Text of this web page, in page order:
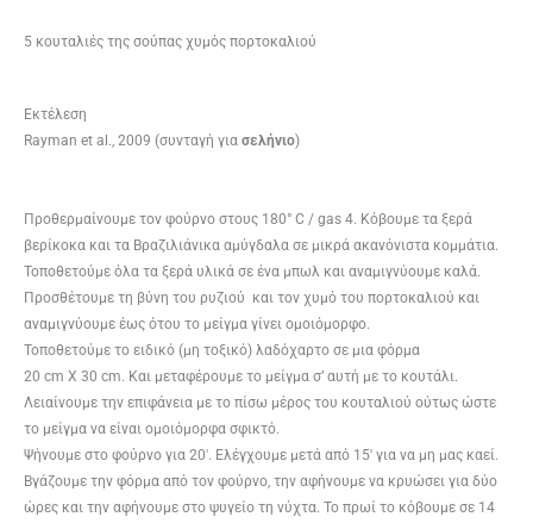
5 κουταλιές της σούπας χυμός πορτοκαλιού
Εκτέλεση
Ray­man et al., 2009 (συνταγή για σελήνιο)
Προθερμαίνουμε τον φούρνο στους 180° C / gas 4. Κόβουμε τα ξερά
βερίκοκα και τα Βραζιλιάνικα αμύγδαλα σε μικρά ακανόνιστα κομμάτια.
Τοποθετούμε όλα τα ξερά υλικά σε ένα μπωλ και αναμιγνύουμε καλά.
Προσθέτουμε τη βύνη του ρυζιού και τον χυμό του πορτοκαλιού και
αναμιγνύουμε έως ότου το μείγμα γίνει ομοιόμορφο.
Τοποθετούμε το ειδικό (μη τοξικό) λαδόχαρτο σε μια φόρμα
20 cm X 30 cm. Και μεταφέρουμε το μείγμα σ’ αυτή με το κουτάλι.
Λειαίνουμε την επιφάνεια με το πίσω μέρος του κουταλιού ούτως ώστε
το μείγμα να είναι ομοιόμορφα σφικτό.
Ψήνουμε στο φούρνο για 20′. Ελέγχουμε μετά από 15′ για να μη μας καεί.
Βγάζουμε την φόρμα από τον φούρνο, την αφήνουμε να κρυώσει για δύο
ώρες και την αφήνουμε στο ψυγείο τη νύχτα. Το πρωί το κόβουμε σε 14